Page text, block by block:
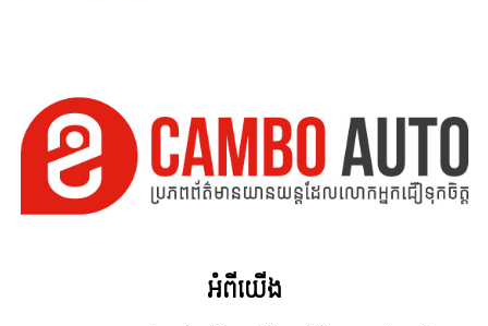
អំពី​យើង